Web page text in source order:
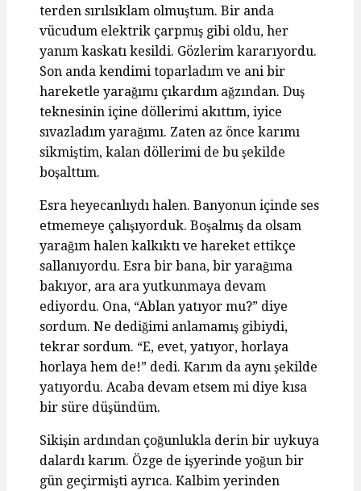
terden sırılsıklam olmuştum. Bir anda
vücudum elektrik çarpmış gibi oldu, her
yanım kaskatı kesildi. Gözlerim kararıyordu.
Son anda kendimi toparladım ve ani bir
hareketle yarağımı çıkardım ağzından. Duş
teknesinin içine döllerimi akıttım, iyice
sıvazladım yarağımı. Zaten az önce karımı
sikmiştim, kalan döllerimi de bu şekilde
boşalttım.
Esra heyecanlıydı halen. Banyonun içinde ses
etmemeye çalışıyorduk. Boşalmış da olsam
yarağım halen kalkıktı ve hareket ettikçe
sallanıyordu. Esra bir bana, bir yarağıma
bakıyor, ara ara yutkunmaya devam
ediyordu. Ona, “Ablan yatıyor mu?” diye
sordum. Ne dediğimi anlamamış gibiydi,
tekrar sordum. “E, evet, yatıyor, horlaya
horlaya hem de!” dedi. Karım da aynı şekilde
yatıyordu. Acaba devam etsem mi diye kısa
bir süre düşündüm.
Sikişin ardından çoğunlukla derin bir uykuya
dalardı karım. Özge de işyerinde yoğun bir
gün geçirmişti ayrıca. Kalbim yerinden